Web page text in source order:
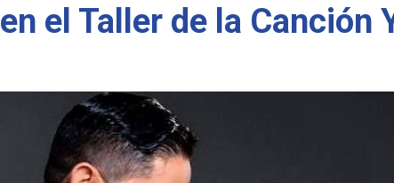
el Taller de la Canción